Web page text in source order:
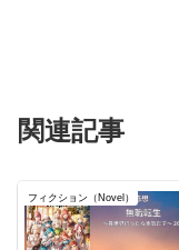
関連記事
フィクション（Novel）